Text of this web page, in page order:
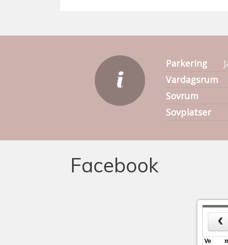
Parkering
Vardagsrum
Sovrum
Sovplatser
Facebook
Ve